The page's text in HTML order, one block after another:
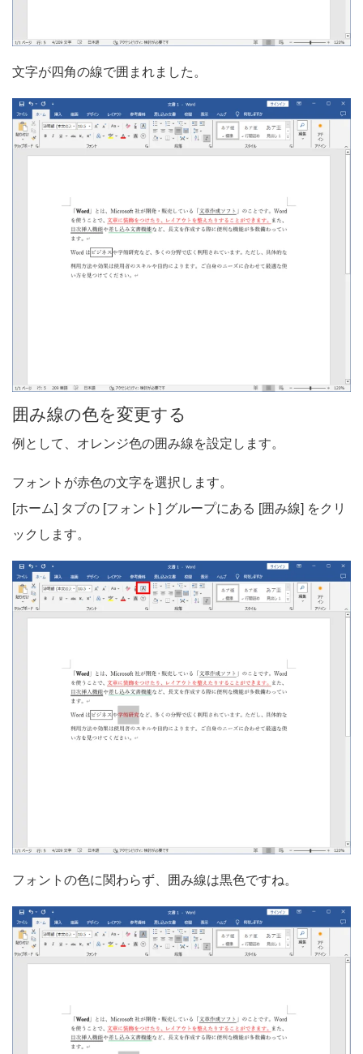
文字が四角の線で囲まれました。
囲み線の色を変更する
例として、オレンジ色の囲み線を設定します。
フォントが赤色の文字を選択します。
[ホーム] タブの [フォント] グループにある [囲み線] をクリ
ックします。
フォントの色に関わらず、囲み線は黒色ですね。